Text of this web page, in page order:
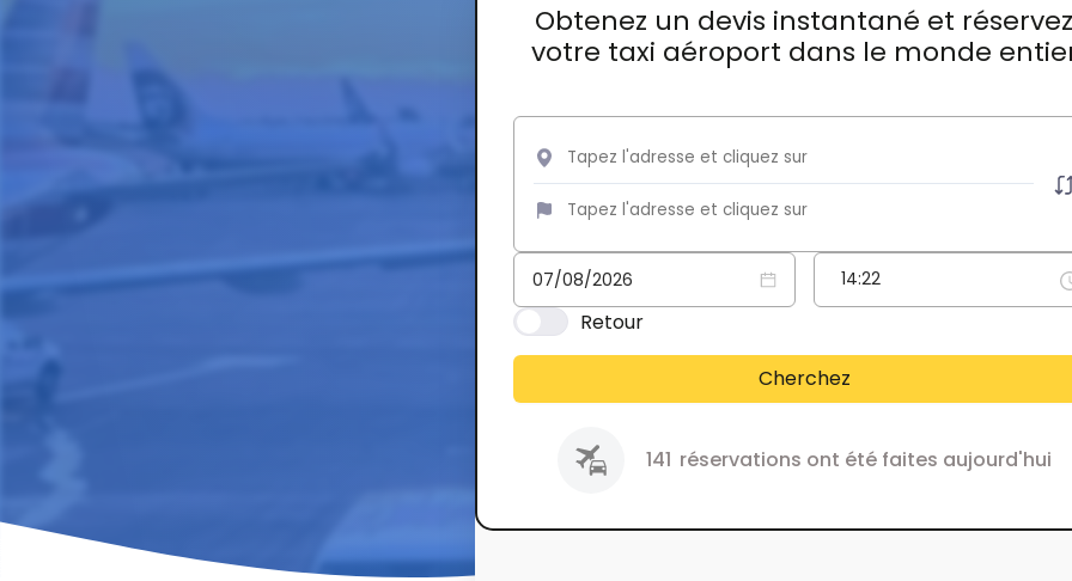
Obtenez un devis instantané et réservez
votre taxi aéroport dans le monde
Retour
Cherchez
141 réservations ont été faites aujourd'hui